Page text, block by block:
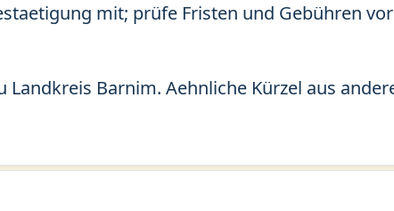
mit; prüfe Fristen und Gebühren
Landkreis Barnim. Aehnliche Kürzel aus